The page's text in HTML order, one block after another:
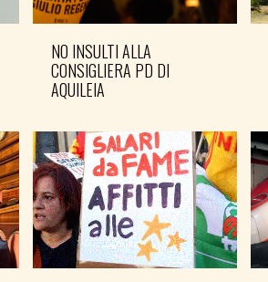
NO INSULTI ALLA
CONSIGLIERA PD DI
AQUILEIA